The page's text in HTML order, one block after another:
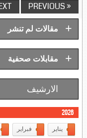
« PREVIOUS
»
مقالات لم تنشر +
مقابلات صحفية +
الارشيف
2026
يناير فبراير